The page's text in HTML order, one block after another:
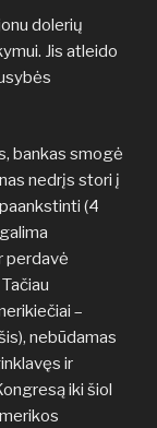
dolerių
Jis atleido
bankas smogė
nedrįs stori į
(4
perdavė
–
nebūdamas
ir
iki šiol